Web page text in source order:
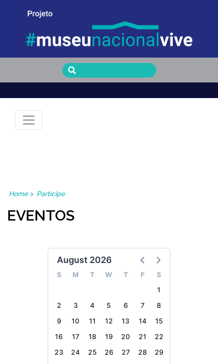
Museu Nacional Vive
Home> Participe
EVENTOS
August 2026
S M T W T F
S
1
2
3 4 5 6 7
8
9
10 11 12 13 14
15
16
17 18 19 20 21
22
23
24 25 26 27 28
29